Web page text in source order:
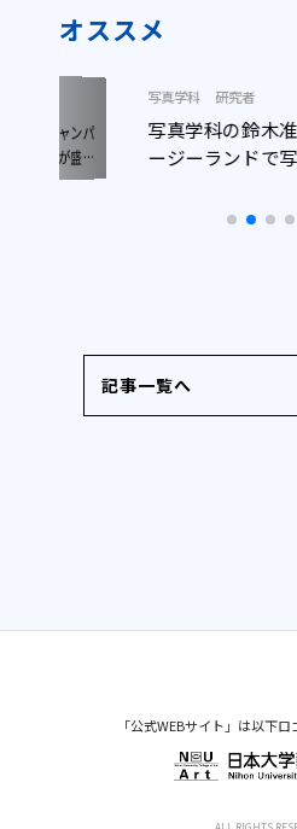
オススメ
プンキャンパ
開催）が盛況
写真学科 研究者
写真学科の鈴木
ージーランドで
記事一覧へ
「公式WEBサイト」は以下